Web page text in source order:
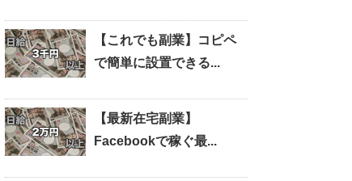
【これでも副業】コピペ
で簡単に設置できる...
【最新在宅副業】
Facebookで稼ぐ最...